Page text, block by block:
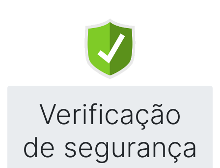
Verificação
de segurança